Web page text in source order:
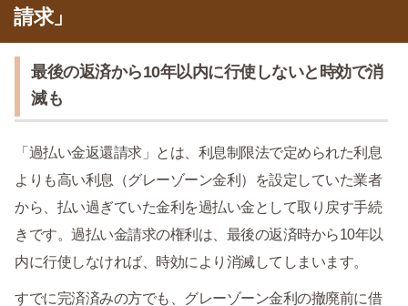
請求」
最後の返済から10年以内に行使しないと時効で消
滅も
「過払い金返還請求」とは、利息制限法で定められた利息
よりも高い利息（グレーゾーン金利）を設定していた業者
から、払い過ぎていた金利を過払い金として取り戻す手続
きです。過払い金請求の権利は、最後の返済時から10年以
内に行使しなければ、時効により消滅してしまいます。
すでに完済済みの方でも、グレーゾーン金利の撤廃前に借